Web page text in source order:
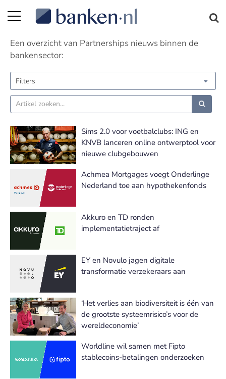
Partnerships nieuws | Pagina 2
Een overzicht van Partnerships nieuws binnen de
bankensector:
Filters
Sims 2.0 voor voetbalclubs: ING en
KNVB lanceren online ontwerptool voor
nieuwe clubgebouwen
Achmea Mortgages voegt Onderlinge
Nederland toe aan hypothekenfonds
Akkuro en TD ronden
implementatietraject af
EY en Novulo jagen digitale
transformatie verzekeraars aan
‘Het verlies aan biodiversiteit is één van
de grootste systeemrisico’s voor de
wereldeconomie’
Worldline wil samen met Fipto
stablecoins-betalingen onderzoeken